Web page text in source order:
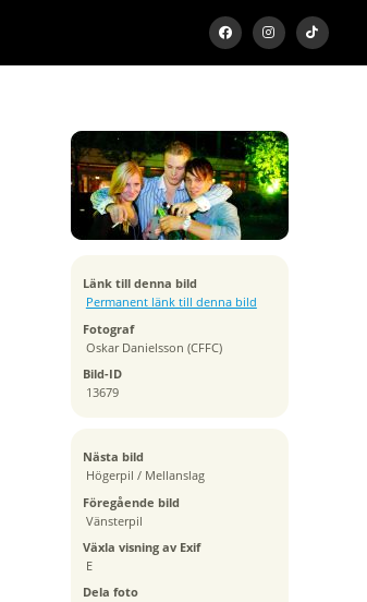
Länk till denna bild
Permanent länk till denna bild
Fotograf
Oskar Danielsson (CFFC)
Bild-ID
13679
Exponeringstid
1/15 sek
Bländare
f/3.5
Kamera
Tagen
2010:09:11 22:14:39
ISO
1250
Brännvidd
18 mm
Nästa bild
Högerpil / Mellanslag
Föregående bild
Vänsterpil
Växla visning av Exif
E
Dela foto